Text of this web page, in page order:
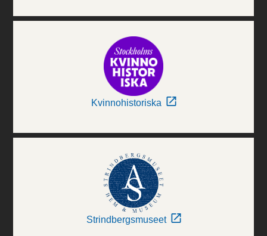
Kvinnohistoriska
Strindbergsmuseet